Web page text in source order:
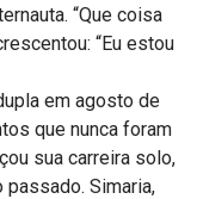
“Que coisa
“Eu estou
em agosto de
que nunca foram
sua carreira solo,
passado. Simaria,